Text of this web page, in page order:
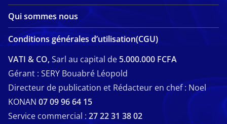
Qui sommes nous
Conditions générales d’utilisation(CGU)
VATI & CO,Sarl au capital de 5.000.000 FCFA
Gérant : SERY Bouabré Léopold
Directeur de publication et Rédacteur en chef : Noel
KONAN 07 09 96 64 15
Service commercial : 27 22 31 38 02